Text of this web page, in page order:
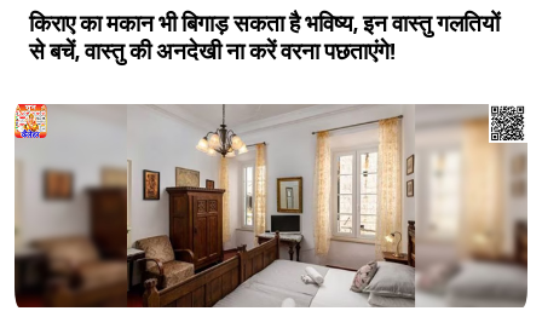
किराए का मकान भी बिगाड़ सकता है भविष्य, इन वास्तु गलतियों
से बचें, वास्तु की अनदेखी ना करें वरना पछताएंगे!